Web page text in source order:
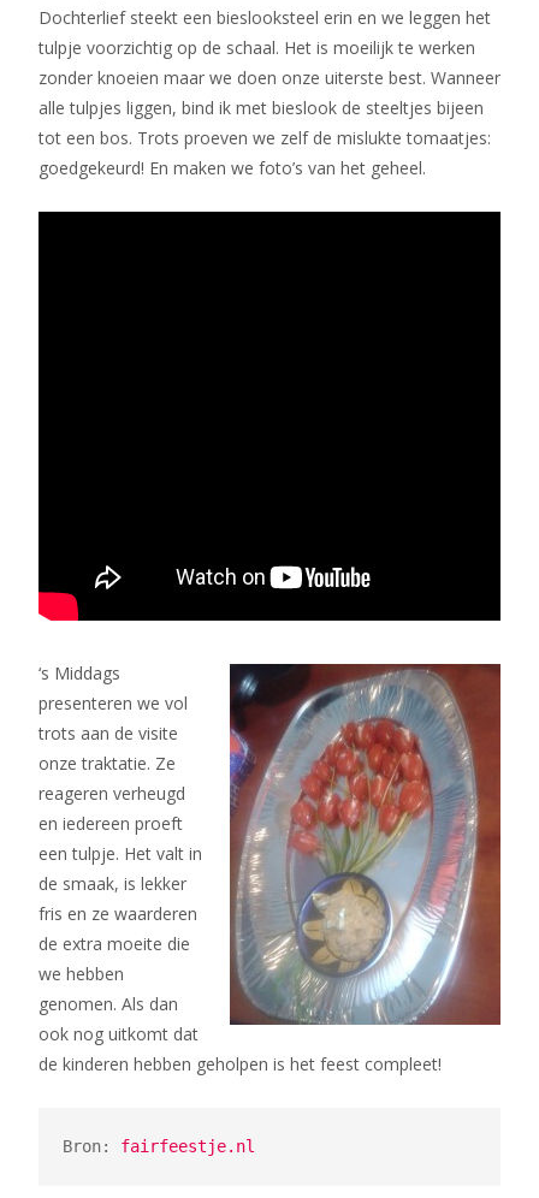
Dochterlief steekt een bieslooksteel erin en we leggen het
tulpje voorzichtig op de schaal. Het is moeilijk te werken
zonder knoeien maar we doen onze uiterste best. Wanneer
alle tulpjes liggen, bind ik met bieslook de steeltjes bijeen
tot een bos. Trots proeven we zelf de mislukte tomaatjes:
goedgekeurd! En maken we foto’s van het geheel.
‘s Middags
presenteren we vol
trots aan de visite
onze traktatie. Ze
reageren verheugd
en iedereen proeft
een tulpje. Het valt in
de smaak, is lekker
fris en ze waarderen
de extra moeite die
we hebben
genomen. Als dan
ook nog uitkomt dat
de kinderen hebben geholpen is het feest compleet!
Bron: fairfeestje.nl